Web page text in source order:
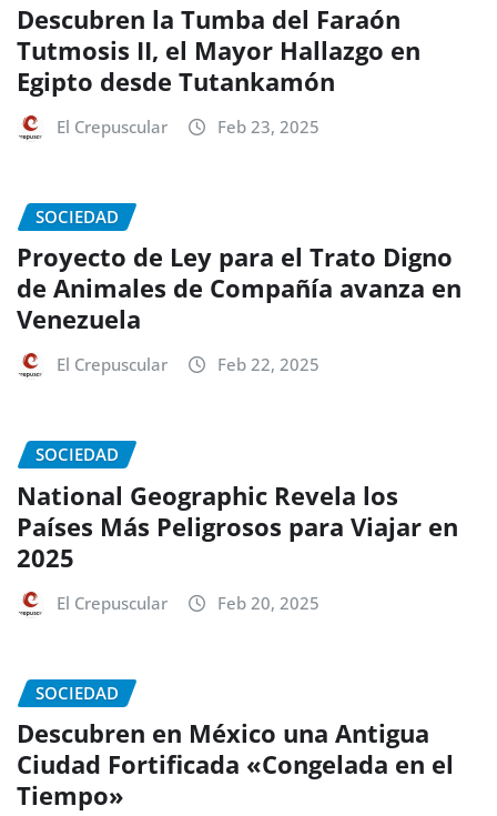
Descubren la Tumba del Faraón
Tutmosis II, el Mayor Hallazgo en
Egipto desde Tutankamón
El Crepuscular Feb 23, 2025
SOCIEDAD
Proyecto de Ley para el Trato Digno
de Animales de Compañía avanza en
Venezuela
El Crepuscular Feb 22, 2025
SOCIEDAD
National Geographic Revela los
Países Más Peligrosos para Viajar en
2025
El Crepuscular Feb 20, 2025
SOCIEDAD
Descubren en México una Antigua
Ciudad Fortificada «Congelada en el
Tiempo»